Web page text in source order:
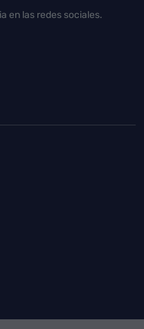
en las redes sociales.